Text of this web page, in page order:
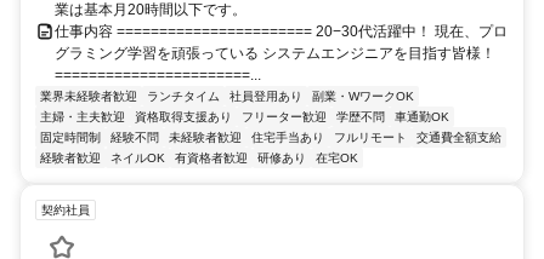
業は基本月20時間以下です。
仕事内容 ======================= 20−30代活躍中！ 現在、プロ
グラミング学習を頑張っている システムエンジニアを目指す皆様！
=======================...
業界未経験者歓迎 ランチタイム 社員登用あり
副業・WワークOK
主婦・主夫歓迎
資格取得支援あり フリーター歓迎 学歴不問
車通勤OK
固定時間制
経験不問 未経験者歓迎 住宅手当あり フルリモート
交通費全額支給
経験者歓迎
ネイルOK 有資格者歓迎 研修あり 在宅OK
契約社員